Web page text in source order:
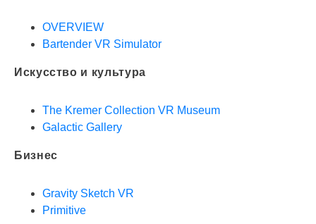
OVERVIEW
Bartender VR Simulator
Искусство и культура
The Kremer Collection VR Museum
Galactic Gallery
Бизнес
Gravity Sketch VR
Primitive